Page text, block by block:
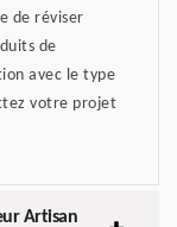
de réviser
de
avec le type
votre projet
Artisan